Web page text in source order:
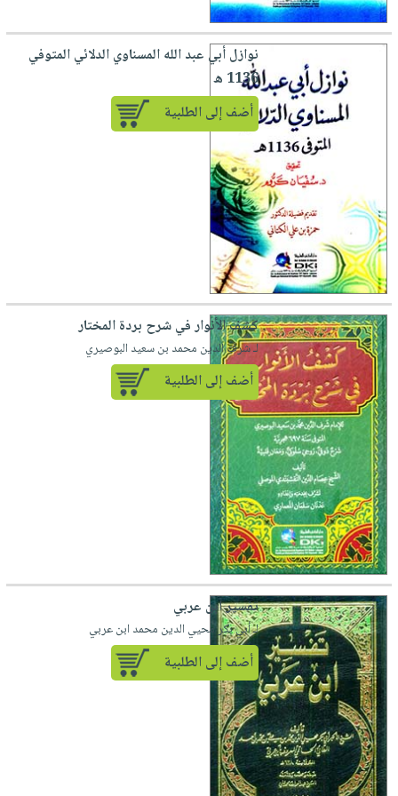
صابون
أطفال
مناسبات
فيديوهات
أسئلة
يتكرر
طرحها
خدمات
انشر
كتابك
تواصل
معنا
عربة
التسوق
الإصدارات
نوازل أبي عبد الله المسناوي الدلائي المتوفي
1136 ه
أضف إلى الطلبية
كشف الأنوار في شرح بردة المختار
لـ شرف الدين محمد بن سعيد البوصيري
أضف إلى الطلبية
تفسير ابن عربي
لـ أبي بكر محيي الدين محمد ابن عربي
أضف إلى الطلبية